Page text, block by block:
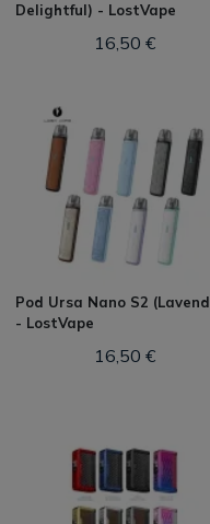
Delightful) - LostVape
16,50 €
Pod Ursa Nano S2
- LostVape
16,50 €